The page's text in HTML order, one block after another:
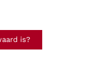
is?